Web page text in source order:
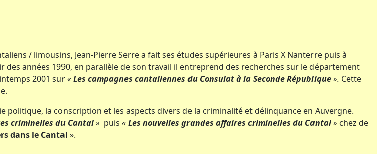
/ limousins, Jean-Pierre Serre a fait ses études supérieures à Paris X Nanterre puis à
des années 1990, en parallèle de son travail il entreprend des recherches sur le département
2001 sur«Les campagnes cantaliennes du Consulat à la Seconde République». Cette
politique, la conscription et les aspects divers de la criminalité et délinquance en Auvergne.
criminelles du Cantal» puis «Les nouvelles grandes affaires criminelles du Cantal» chez de
dans le Cantal ».